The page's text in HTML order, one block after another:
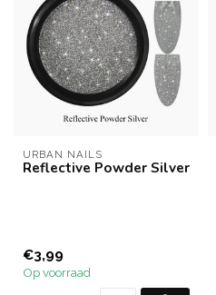
URBAN NAILS
Reflective Powder Silver
€3,99
Op voorraad